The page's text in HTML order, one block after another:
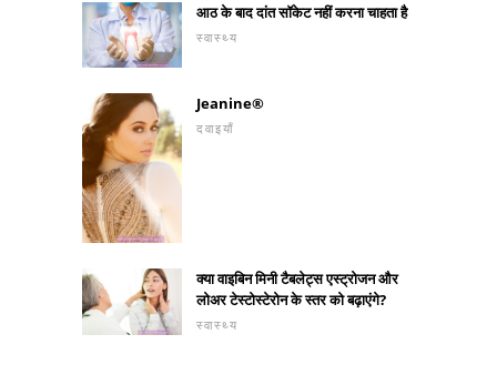
आठ के बाद दांत सॉकेट नहीं करना चाहता है
स्वास्थ्य
Jeanine®
दवाइयाँ
क्या वाइबिन मिनी टैबलेट्स एस्ट्रोजन और
लोअर टेस्टोस्टेरोन के स्तर को बढ़ाएंगे?
स्वास्थ्य